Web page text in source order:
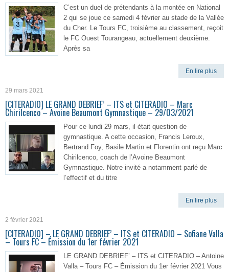
C’est un duel de prétendants à la montée en National
2 qui se joue ce samedi 4 février au stade de la Vallée
du Cher. Le Tours FC, troisième au classement, reçoit
le FC Ouest Tourangeau, actuellement deuxième.
Après sa
En lire plus
29 mars 2021
[CITERADIO] LE GRAND DEBRIEF’ – ITS et CITERADIO – Marc
Chirilcenco – Avoine Beaumont Gymnastique – 29/03/2021
Pour ce lundi 29 mars, il était question de
gymnastique. A cette occasion, Francis Leroux,
Bertrand Foy, Basile Martin et Florentin ont reçu Marc
Chirilcenco, coach de l’Avoine Beaumont
Gymnastique. Notre invité a notamment parlé de
l’effectif et du titre
En lire plus
2 février 2021
[CITERADIO] – LE GRAND DEBRIEF’ – ITS et CITERADIO – Sofiane Valla
– Tours FC – Émission du 1er février 2021
LE GRAND DEBRIEF’ – ITS et CITERADIO – Antoine
Valla – Tours FC – Émission du 1er février 2021 Vous